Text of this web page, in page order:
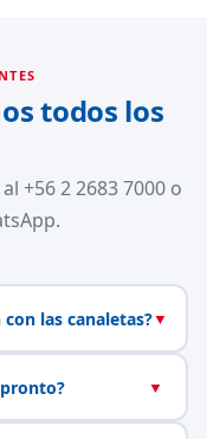
todos los
+56 2 2683 7000 o
las canaletas?▼
▼